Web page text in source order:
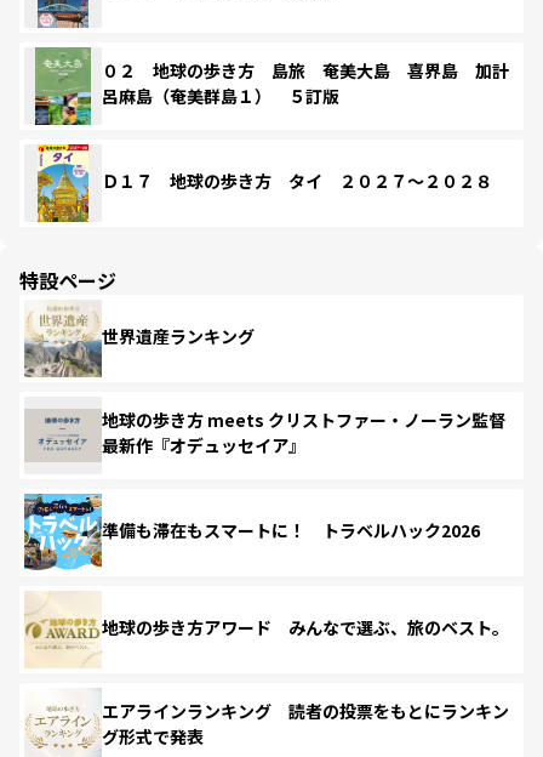
０２ 地球の歩き方 島旅 奄美大島 喜界島 加計
呂麻島（奄美群島１） ５訂版
Ｄ１７ 地球の歩き方 タイ ２０２７～２０２８
特設ページ
世界遺産ランキング
地球の歩き方 meets クリストファー・ノーラン監督
最新作『オデュッセイア』
準備も滞在もスマートに！ トラベルハック2026
地球の歩き方アワード みんなで選ぶ、旅のベスト。
エアラインランキング 読者の投票をもとにランキン
グ形式で発表